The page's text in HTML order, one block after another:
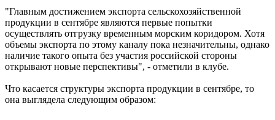
"Главным достижением экспорта сельскохозяйственной
продукции в сентябре являются первые попытки
осуществлять отгрузку временным морским коридором. Хотя
объемы экспорта по этому каналу пока незначительны, однако
наличие такого опыта без участия российской стороны
открывают новые перспективы", - отметили в клубе.
Что касается структуры экспорта продукции в сентябре, то
она выглядела следующим образом: